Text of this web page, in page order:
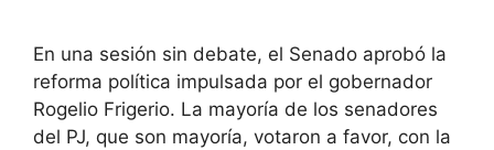
En una sesión sin debate, el Senado aprobó la
reforma política impulsada por el gobernador
Rogelio Frigerio. La mayoría de los senadores
del PJ, que son mayoría, votaron a favor, con la